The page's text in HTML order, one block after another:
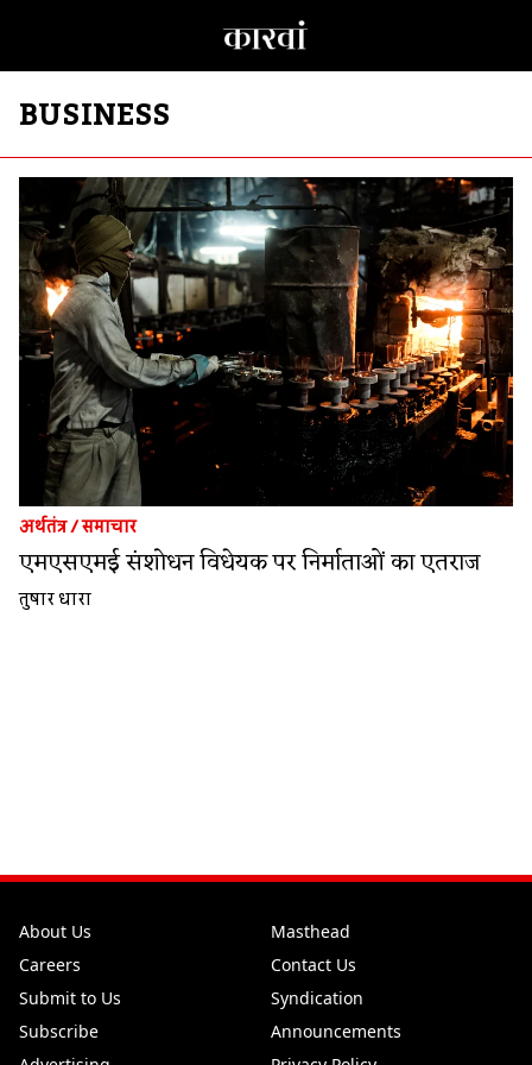
BUSINESS
अर्थतंत्र/समाचार
एमएसएमई संशोधन विधेयक पर निर्माताओं का एतराज
तुषार धारा
About Us
Masthead
Careers
Contact Us
Submit to Us
Syndication
Subscribe
Announcements